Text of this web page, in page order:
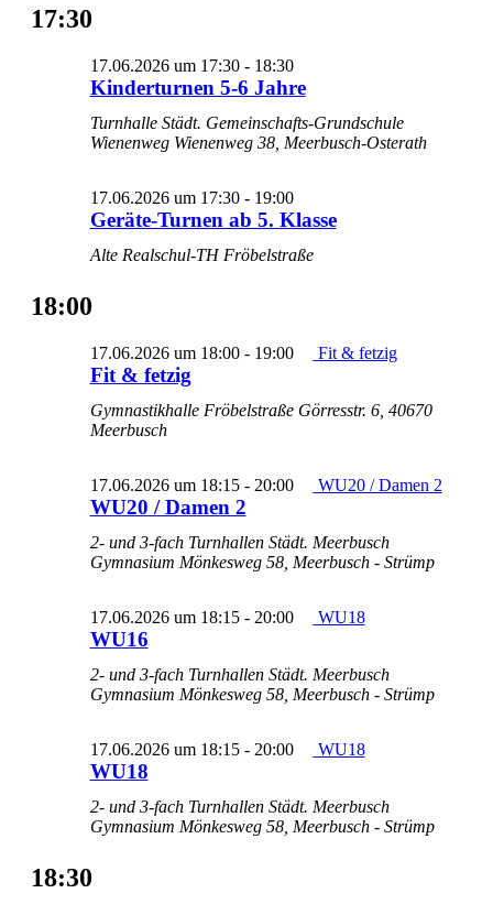
17:30
Kinderturnen 5-6 Jahre
17.06.2026 um 17:30- 18:30
Turnhalle Städt. Gemeinschafts-Grundschule
Wienenweg Wienenweg 38, Meerbusch-Osterath
Geräte-Turnen ab 5. Klasse
17.06.2026 um 17:30- 19:00
Alte Realschul-TH Fröbelstraße
18:00
Fit & fetzig
17.06.2026 um 18:00- 19:00 Fit & fetzig
Gymnastikhalle Fröbelstraße Görresstr. 6, 40670
Meerbusch
WU20 / Damen 2
17.06.2026 um 18:15- 20:00 WU20 / Damen 2
2- und 3-fach Turnhallen Städt. Meerbusch
Gymnasium Mönkesweg 58, Meerbusch - Strümp
WU16
17.06.2026 um 18:15- 20:00 WU18
2- und 3-fach Turnhallen Städt. Meerbusch
Gymnasium Mönkesweg 58, Meerbusch - Strümp
WU18
17.06.2026 um 18:15- 20:00 WU18
2- und 3-fach Turnhallen Städt. Meerbusch
Gymnasium Mönkesweg 58, Meerbusch - Strümp
18:30